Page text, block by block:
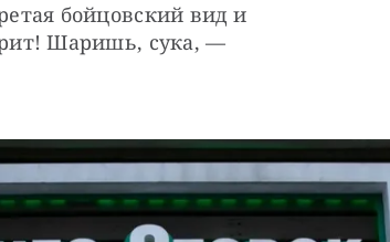
бойцовский вид и
Шаришь, сука, —